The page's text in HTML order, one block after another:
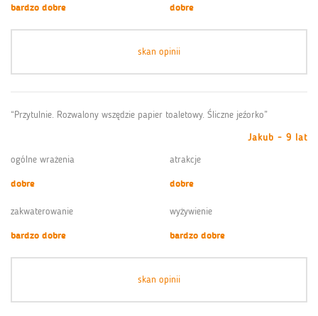
bardzo dobre
dobre
skan opinii
“Przytulnie. Rozwalony wszędzie papier toaletowy. Śliczne jeźorko”
Jakub - 9 lat
ogólne wrażenia
dobre
atrakcje
dobre
zakwaterowanie
bardzo dobre
wyżywienie
bardzo dobre
skan opinii